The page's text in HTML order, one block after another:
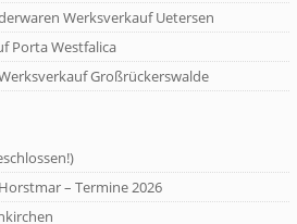
Werksverkauf Uetersen
Porta Westfalica
Großrückerswalde
– Termine 2026